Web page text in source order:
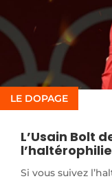
L’Usain Bolt
LE DOPAGE
Si vous suivez